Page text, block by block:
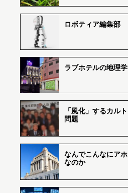
ロボティア編集部
ラブホテルの地理学
「風化」するカルト
問題
なんでこんなにアホ
なのか